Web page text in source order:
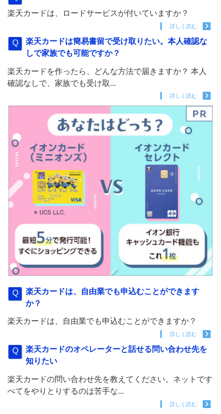
楽天カードは、ロードサービスが付いていますか？
詳しく読む
楽天カードは簡易書留で受け取りたい。本人確認な
しで家族でも可能ですか？
楽天カードを作ったら、どんな方法で届きますか？ 本人
確認なしで、家族でも受け取...
詳しく読む
楽天カードは、自由業でも申込むことができます
か？
楽天カードは、自由業でも申込むことができますか？
詳しく読む
楽天カードのオペレーターと話せる問い合わせ先を
知りたい
楽天カードの問い合わせ先を教えてください。ネットです
べてをやりとりするのは苦手な...
詳しく読む